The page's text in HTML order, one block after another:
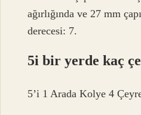
ağırlığında ve 27 mm
derecesi: 7.
5i bir yerde kaç
5’i 1 Arada Kolye 4